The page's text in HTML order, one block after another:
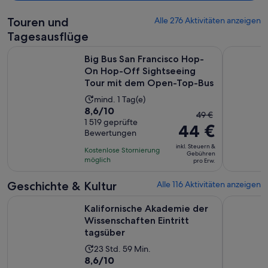
Touren und
Tagesausflüge
Alle 276 Aktivitäten anzeigen
Big Bus San Francisco Hop-
On Hop-Off Sightseeing
Tour mit dem Open-Top-Bus
Die
Aktivität
dauert
1 Tag
mind. 1 Tag(e)
8.6
von
10,
basierend
auf
Bewertungen.
8,6/10
1 519 geprüfte
Bewertungen
Kostenlose Stornierung
möglich
Der
vorherige
Preis
war
49 €
der
aktuelle
Preis
49 €
44 €
inkl. Steuern &
Gebühren
pro Erw.
Geschichte & Kultur Alle 116 Aktivitäten anzeigen
Kalifornische Akademie der
Wissenschaften Eintritt
tagsüber
Die
Aktivität
23 Std. 59 Min.
8.6
8,6/10